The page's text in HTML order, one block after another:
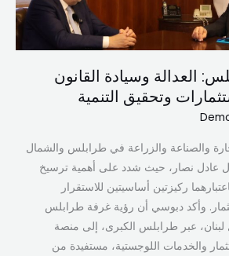
العدالة وسيادة القانون
وتحقيق التنمية
والصناعة والزراعة في طرابلس والشمال
عادل نصار، حيث شدد على أهمية ترسيخ
ركيزتين أساسيتين للاستقرار
وأكد دبوسي أن رؤية غرفة طرابلس
عبر طرابلس الكبرى، إلى منصة
والخدمات اللوجستية، مستفيدة من